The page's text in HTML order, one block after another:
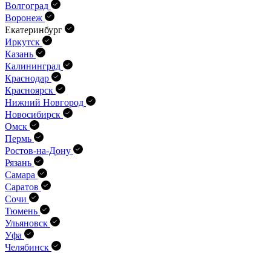
Волгоград
Воронеж
Екатеринбург
Иркутск
Казань
Калининград
Краснодар
Красноярск
Нижний Новгород
Новосибирск
Омск
Пермь
Ростов-на-Дону
Рязань
Самара
Саратов
Сочи
Тюмень
Ульяновск
Уфа
Челябинск